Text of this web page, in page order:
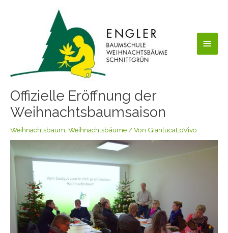
Offizielle Eröffnung der
Weihnachtsbaumsaison
Weihnachtsbaum, Weihnachtsbäume/ Von GianlucaLoVivo